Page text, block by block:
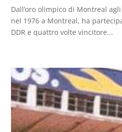
Dall’oro olimpico di Montreal
nel 1976 a Montreal, ha
DDR e quattro volte vincitore...